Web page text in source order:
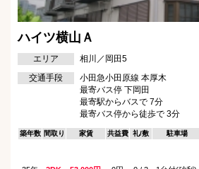
ハイツ横山Ａ
エリア
相川／岡田5
交通手段
小田急小田原線 本厚木
最寄バス停 下岡田
最寄駅からバスで 7分
最寄バス停から徒歩で 3分
築年数 間取り 家賃 共益費 礼/敷 駐車場